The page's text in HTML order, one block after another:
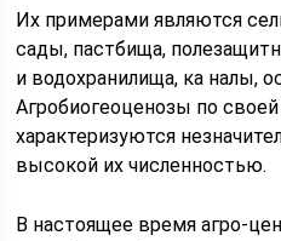
Их примерами являются
сады, пастбища,
и водохранилища, ка налы,
Агробиогеоценозы по
характеризуются
высокой их численностью.
В настоящее время агро-